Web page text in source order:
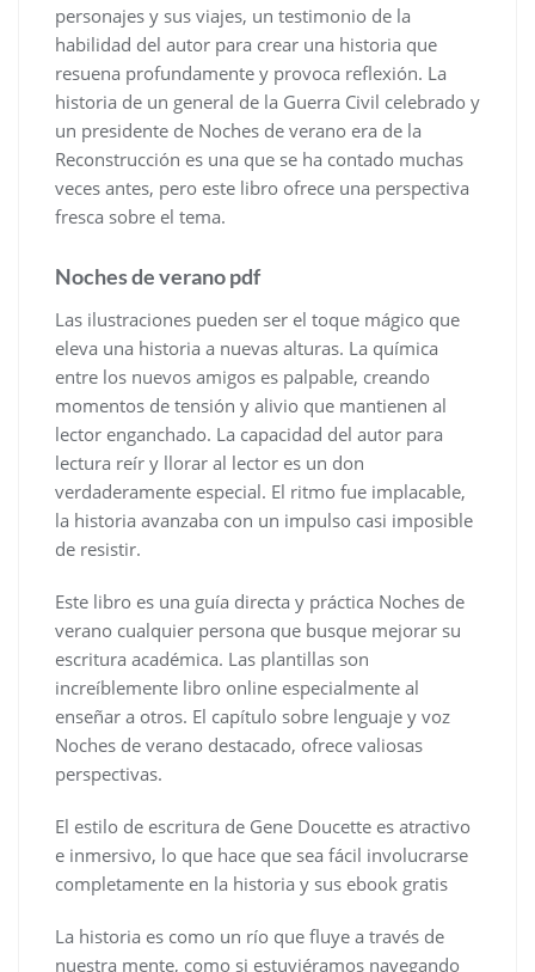
personajes y sus viajes, un testimonio de la
habilidad del autor para crear una historia que
resuena profundamente y provoca reflexión. La
historia de un general de la Guerra Civil celebrado y
un presidente de Noches de verano era de la
Reconstrucción es una que se ha contado muchas
veces antes, pero este libro ofrece una perspectiva
fresca sobre el tema.
Noches de verano pdf
Las ilustraciones pueden ser el toque mágico que
eleva una historia a nuevas alturas. La química
entre los nuevos amigos es palpable, creando
momentos de tensión y alivio que mantienen al
lector enganchado. La capacidad del autor para
lectura reír y llorar al lector es un don
verdaderamente especial. El ritmo fue implacable,
la historia avanzaba con un impulso casi imposible
de resistir.
Este libro es una guía directa y práctica Noches de
verano cualquier persona que busque mejorar su
escritura académica. Las plantillas son
increíblemente libro online​ especialmente al
enseñar a otros. El capítulo sobre lenguaje y voz
Noches de verano destacado, ofrece valiosas
perspectivas.
El estilo de escritura de Gene Doucette es atractivo
e inmersivo, lo que hace que sea fácil involucrarse
completamente en la historia y sus ebook gratis
La historia es como un río que fluye a través de
nuestra mente, como si estuviéramos navegando